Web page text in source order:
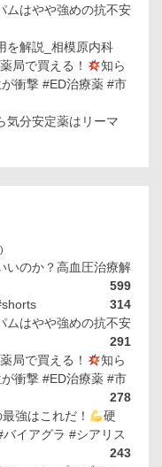
ムはやや強めの抗不安
を解説_相模原内科
局で買える！
知ら
衝撃 #ED治療薬 #市
気分安定薬はリーマ
いのか？高血圧治療解
599
314
ムはやや強めの抗不安
291
局で買える！
知ら
衝撃 #ED治療薬 #市
278
最強はこれだ！
硬
バイアグラ #シアリス
243